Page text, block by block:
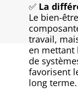
✅ La
Le bien-
travail,
en mettant
de
favorisent
long terme.